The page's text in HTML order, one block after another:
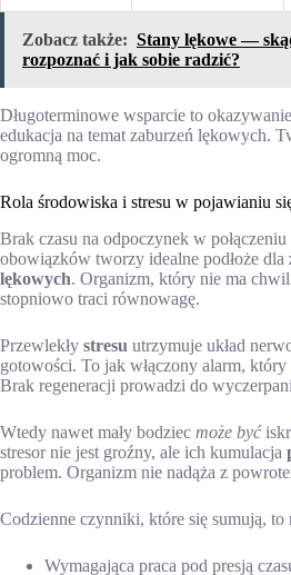
Zobacz także: Stany lękowe —
rozpoznać i jak sobie radzić?
Długoterminowe wsparcie to
edukacja na temat zaburzeń lękowych.
ogromną moc.
Rola środowiska i stresu w pojawianiu
Brak czasu na odpoczynek w połączeniu
obowiązków tworzy idealne podłoże dla
lękowych. Organizm, który nie ma
stopniowo traci równowagę.
Przewlekły stresu utrzymuje układ
gotowości. To jak włączony alarm,
Brak regeneracji prowadzi do
Wtedy nawet mały bodziec może być
stresor nie jest groźny, ale ich kumulacja
problem. Organizm nie nadąża z
Codzienne czynniki, które się sumują, to
Wymagająca praca pod presją